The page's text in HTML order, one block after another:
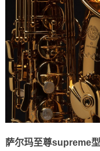
萨尔玛至尊supreme